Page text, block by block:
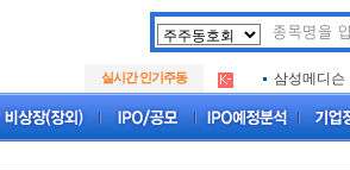
실시간 인기주동
. 아크로스
삼성메디슨
.
아크로스